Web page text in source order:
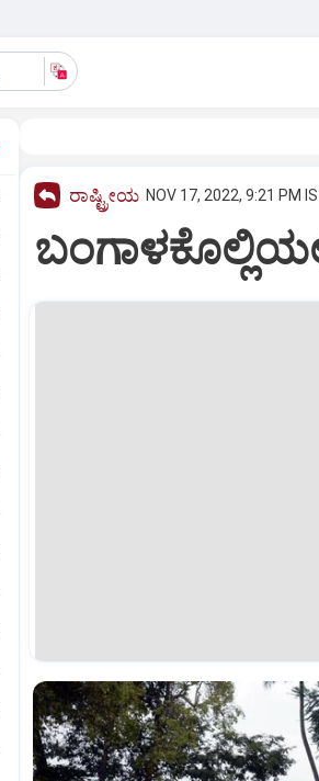
ರಾಷ್ಟ್ರೀಯ NOV 17, 2022, 9:21 PM